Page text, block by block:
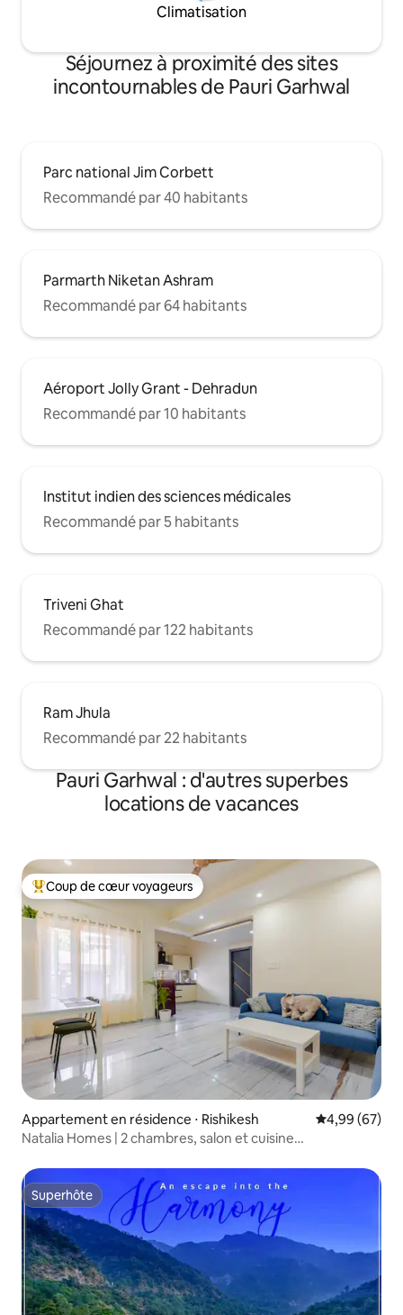
Climatisation
Séjournez à proximité des sites
incontournables de Pauri Garhwal
Parc national Jim Corbett
Recommandé par 40 habitants
Parmarth Niketan Ashram
Recommandé par 64 habitants
Aéroport Jolly Grant - Dehradun
Recommandé par 10 habitants
Institut indien des sciences médicales
Recommandé par 5 habitants
Triveni Ghat
Recommandé par 122 habitants
Ram Jhula
Recommandé par 22 habitants
Pauri Garhwal : d'autres superbes
locations de vacances
Coups de cœur voyageurs les plus appréciés
Coup de cœur voyageurs
Appartement en résidence ⋅ Rishikesh Évaluation
4,99 (67)
Natalia Homes | 2 chambres, salon et cuisine
Superhôte
Superhôte